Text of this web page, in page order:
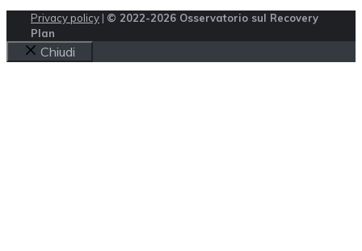
Privacy policy | © 2022-2026 Osservatorio sul Recovery
Plan
Chiudi